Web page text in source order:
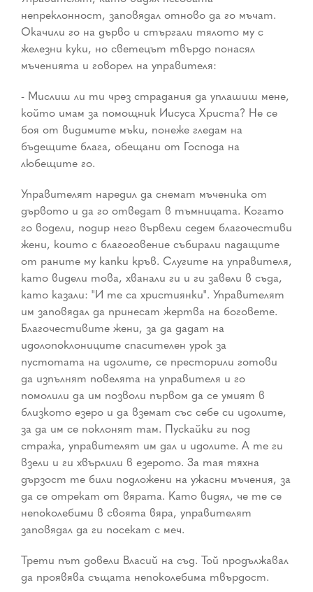
непреклонност, заповядал отново да го мъчат.
Окачили го на дърво и стъргали тялото му с
железни куки, но светецът твърдо понасял
мъченията и говорел на управителя:
- Мислиш ли ти чрез страдания да уплашиш мене,
който имам за помощник Иисуса Христа? Не се
боя от видимите мъки, понеже гледам на
бъдещите блага, обещани от Господа на
любещите го.
Управителят наредил да снемат мъченика от
дървото и да го отведат в тъмницата. Когато
го водели, подир него вървели седем благочестиви
жени, които с благоговение събирали падащите
от раните му капки кръв. Слугите на управителя,
като видели това, хванали ги и ги завели в съда,
като казали: "И те са християнки". Управителят
им заповядал да принесат жертва на боговете.
Благочестивите жени, за да дадат на
идолопоклониците спасителен урок за
пустотата на идолите, се престорили готови
да изпълнят повелята на управителя и го
помолили да им позволи първом да се умият в
близкото езеро и да вземат със себе си идолите,
за да им се поклонят там. Пускайки ги под
стража, управителят им дал и идолите. А те ги
взели и ги хвърлили в езерото. За тая тяхна
дързост те били подложени на ужасни мъчения, за
да се отрекат от вярата. Като видял, че те се
непоколебими в своята вяра, управителят
заповядал да ги посекат с меч.
Трети път довели Власий на съд. Той продължавал
да проявява същата непоколебима твърдост.